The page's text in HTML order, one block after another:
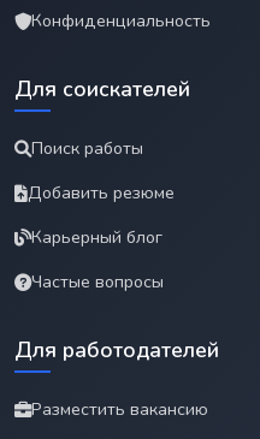
Конфиденциальность
Для соискателей
Поиск работы
Добавить резюме
Карьерный блог
Частые вопросы
Для работодателей
Разместить вакансию